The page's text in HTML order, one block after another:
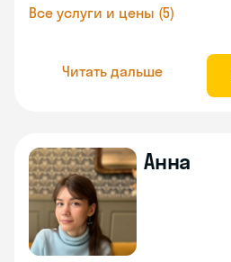
Все услуги и цены (5)
Читать дальше
Анна